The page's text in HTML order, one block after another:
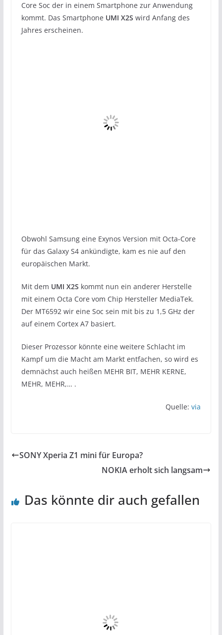
Core Soc der in einem Smartphone zur Anwendung
kommt. Das Smartphone UMI X2S wird Anfang des
Jahres erscheinen.
Obwohl Samsung eine Exynos Version mit Octa-Core
für das Galaxy S4 ankündigte, kam es nie auf den
europäischen Markt.
Mit dem UMI X2S kommt nun ein anderer Herstelle
mit einem Octa Core vom Chip Hersteller MediaTek.
Der MT6592 wir eine Soc sein mit bis zu 1,5 GHz der
auf einem Cortex A7 basiert.
Dieser Prozessor könnte eine weitere Schlacht im
Kampf um die Macht am Markt entfachen, so wird es
demnächst auch heißen MEHR BIT, MEHR KERNE,
MEHR, MEHR,… .
Quelle:via
SONY Xperia Z1 mini für Europa?
NOKIA erholt sich langsam
Das könnte dir auch gefallen